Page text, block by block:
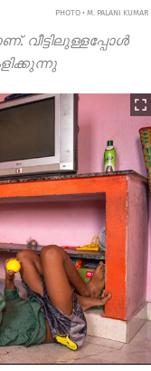
PHOTO • M. PALANI KUMAR
വീട്ടിലുള്ളപ്പോൾ